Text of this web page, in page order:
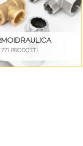
771 PRODOTTI